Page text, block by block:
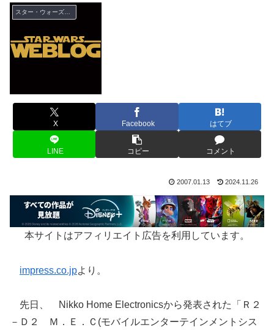
X Facebook はてブ
LINE コピー コメント
2007.01.13 2024.11.26
本サイトはアフィリエイト広告を利用しています。
impress.co.jpより。
先日、 Nikko Home Electronicsから発表された「Ｒ２
－Ｄ２ Ｍ．Ｅ．Ｃ(モバイルエンターテインメントシス